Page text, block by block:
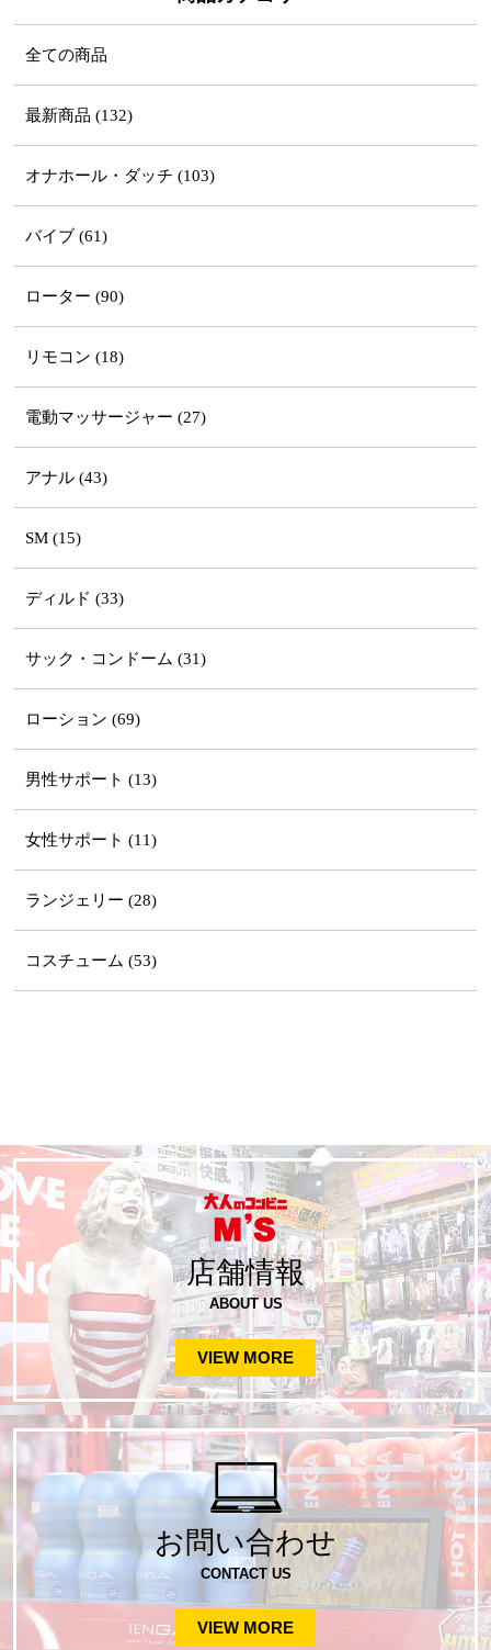
全ての商品
最新商品 (132)
オナホール・ダッチ (103)
バイブ (61)
ローター (90)
リモコン (18)
電動マッサージャー (27)
アナル (43)
SM (15)
ディルド (33)
サック・コンドーム (31)
ローション (69)
男性サポート (13)
女性サポート (11)
ランジェリー (28)
コスチューム (53)
店舗情報
ABOUT US
VIEW MORE
お問い合わせ
CONTACT US
VIEW MORE